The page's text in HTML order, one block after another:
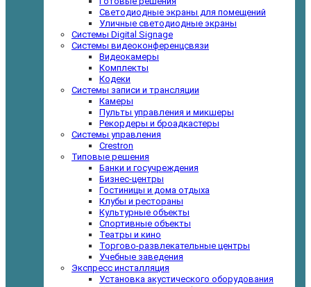
Светодиодные экраны для помещений
Уличные светодиодные экраны
Системы Digital Signage
Системы видеоконференцсвязи
Видеокамеры
Комплекты
Кодеки
Системы записи и трансляции
Камеры
Пульты управления и микшеры
Рекордеры и броадкастеры
Системы управления
Crestron
Типовые решения
Банки и госучреждения
Бизнес-центры
Гостиницы и дома отдыха
Клубы и рестораны
Культурные объекты
Спортивные объекты
Театры и кино
Торгово-развлекательные центры
Учебные заведения
Экспресс инсталляция
Установка акустического оборудования